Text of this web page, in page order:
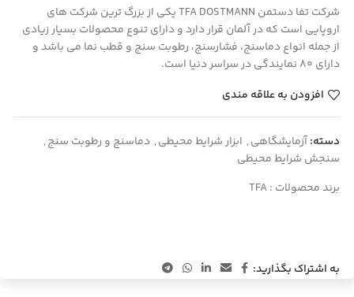
شرکت تفا دستمن TFA DOSTMANN یکی از بزرگ ترین شرکت های
اروپایی است که در آلمان قرار دارد و دارای تنوع محصولات بسیار زیادی
از جمله انواع دماسنج، فشارسنج، رطوبت سنج و قطب نما می باشد و
دارای 80 نمایندگی در سراسر دنیا است.
افزودن به علاقه مندی
دسته:آزمایشگاهی, ابزار شرایط محیطی, دماسنج و رطوبت سنج,
سنجش شرایط محیطی
برند محصولات :TFA
به اشتراک بگذارید: